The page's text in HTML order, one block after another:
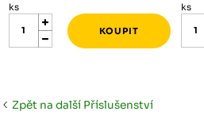
ks ks
Zpět na další Příslušenství